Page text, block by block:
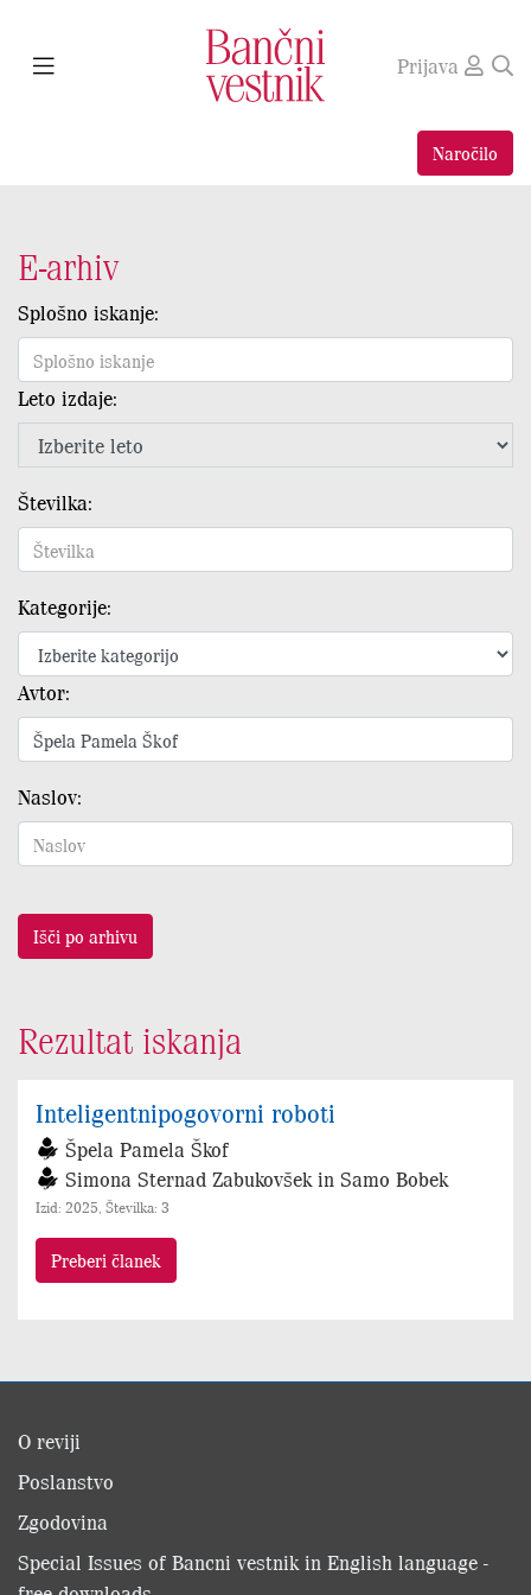
Prijava
Naročilo
E-arhiv
Splošno iskanje:
Leto izdaje:
Številka:
Kategorije:
Avtor:
Naslov:
Išči po arhivu
Rezultat iskanja
Inteligentnipogovorni roboti
Špela Pamela Škof
Simona Sternad Zabukovšek in Samo Bobek
Izid: 2025, Številka: 3
Preberi članek
O reviji
Poslanstvo
Zgodovina
Special Issues of Bancni vestnik in English language -